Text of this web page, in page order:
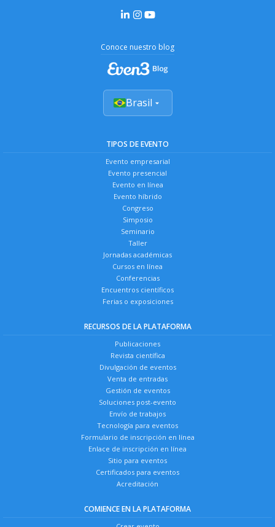
Conoce nuestro blog
Brasil
TIPOS DE EVENTO
Evento empresarial
Evento presencial
Evento en línea
Evento híbrido
Congreso
Simposio
Seminario
Taller
Jornadas académicas
Cursos en línea
Conferencias
Encuentros científicos
Ferias o exposiciones
RECURSOS DE LA PLATAFORMA
Publicaciones
Revista científica
Divulgación de eventos
Venta de entradas
Gestión de eventos
Soluciones post-evento
Envío de trabajos
Tecnología para eventos
Formulario de inscripción en línea
Enlace de inscripción en línea
Sitio para eventos
Certificados para eventos
Acreditación
COMIENCE EN LA PLATAFORMA